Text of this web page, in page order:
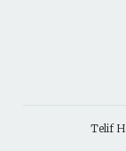
Telif